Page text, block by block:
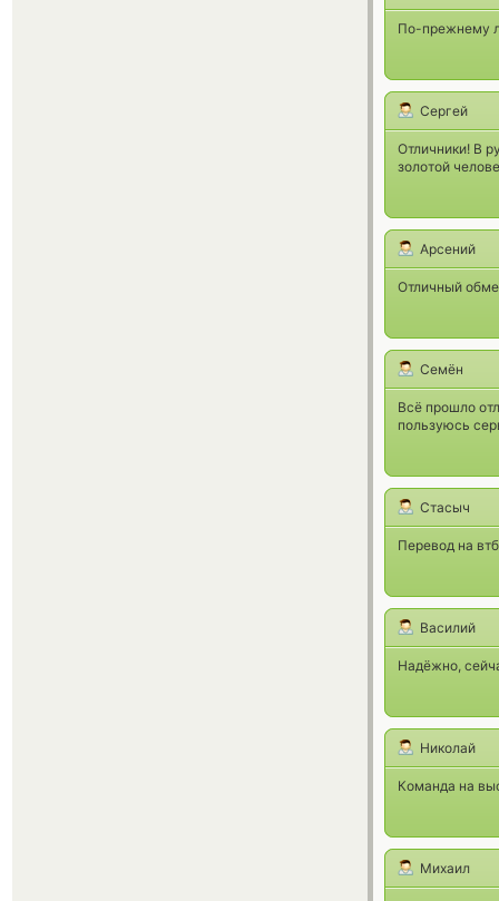
По-прежнему
Сергей
Отличники! В
золотой
Арсений
Отличный
Семён
Всё прошло
пользуюсь
Стасыч
Перевод на
Василий
Надёжно,
Николай
Команда на
Михаил